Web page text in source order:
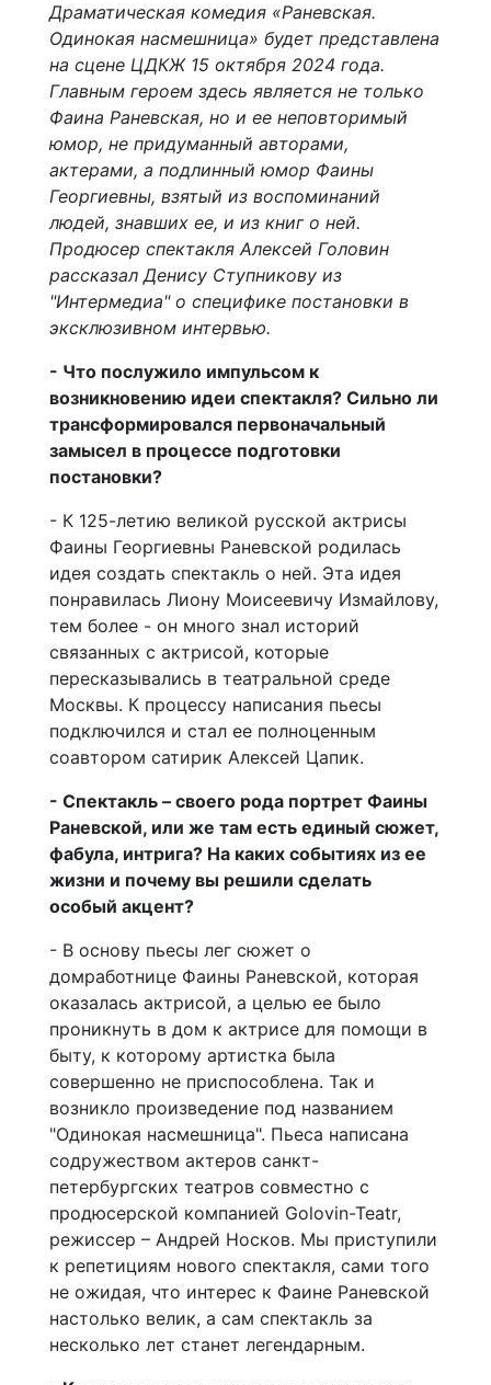
Драматическая комедия «Раневская.
Одинокая насмешница» будет представлена
на сцене ЦДКЖ 15 октября 2024 года.
Главным героем здесь является не только
Фаина Раневская, но и ее неповторимый
юмор, не придуманный авторами,
актерами, а подлинный юмор Фаины
Георгиевны, взятый из воспоминаний
людей, знавших ее, и из книг о ней.
Продюсер спектакля Алексей Головин
рассказал Денису Ступникову из
"Интермедиа" о специфике постановки в
эксклюзивном интервью.
- Что послужило импульсом к
возникновению идеи спектакля? Сильно ли
трансформировался первоначальный
замысел в процессе подготовки
постановки?
- К 125-летию великой русской актрисы
Фаины Георгиевны Раневской родилась
идея создать спектакль о ней. Эта идея
понравилась Лиону Моисеевичу Измайлову,
тем более - он много знал историй
связанных с актрисой, которые
пересказывались в театральной среде
Москвы. К процессу написания пьесы
подключился и стал ее полноценным
соавтором сатирик Алексей Цапик.
- Спектакль – своего рода портрет Фаины
Раневской, или же там есть единый сюжет,
фабула, интрига? На каких событиях из ее
жизни и почему вы решили сделать
особый акцент?
- В основу пьесы лег сюжет о
домработнице Фаины Раневской, которая
оказалась актрисой, а целью ее было
проникнуть в дом к актрисе для помощи в
быту, к которому артистка была
совершенно не приспособлена. Так и
возникло произведение под названием
"Одинокая насмешница". Пьеса написана
содружеством актеров санкт-
петербургских театров совместно с
продюсерской компанией Golovin-Teatr,
режиссер – Андрей Носков. Мы приступили
к репетициям нового спектакля, сами того
не ожидая, что интерес к Фаине Раневской
настолько велик, а сам спектакль за
несколько лет станет легендарным.